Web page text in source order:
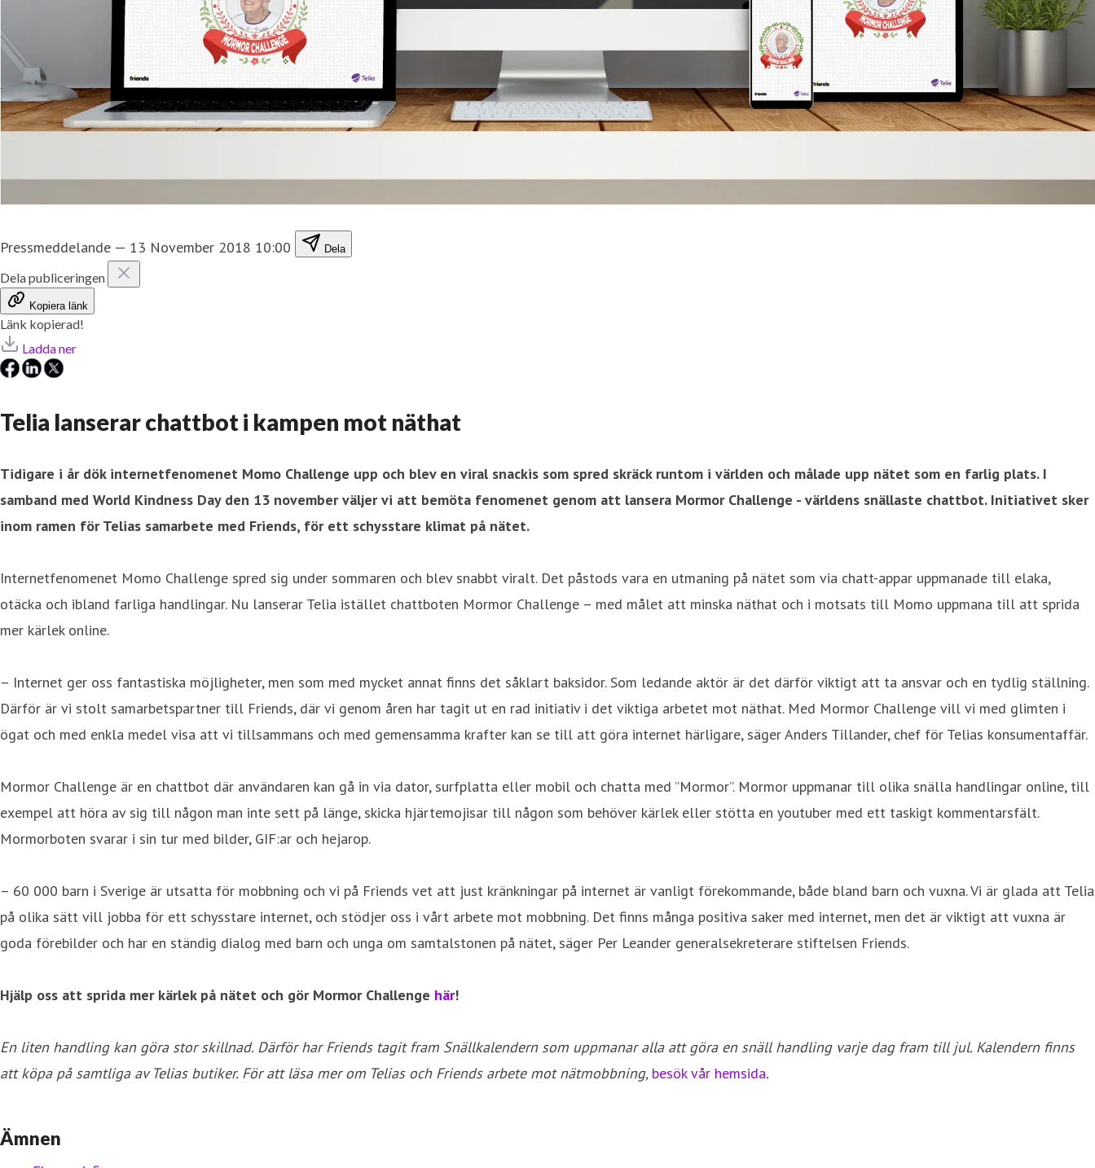
Pressmeddelande — 13 November 2018 10:00 Dela
Dela publiceringen
Kopiera länk
Länk kopierad!
Ladda ner
Telia lanserar chattbot i kampen mot näthat
Tidigare i år dök internetfenomenet Momo Challenge upp och blev en viral snackis som spred skräck runtom i världen och målade upp nätet som en farlig plats. I
samband med World Kindness Day den 13 november väljer vi att bemöta fenomenet genom att lansera Mormor Challenge - världens snällaste chattbot. Initiativet sker
inom ramen för Telias samarbete med Friends, för ett schysstare klimat på nätet.
Internetfenomenet Momo Challenge spred sig under sommaren och blev snabbt viralt. Det påstods vara en utmaning på nätet som via chatt-appar uppmanade till elaka,
otäcka och ibland farliga handlingar. Nu lanserar Telia istället chattboten Mormor Challenge – med målet att minska näthat och i motsats till Momo uppmana till att sprida
mer kärlek online.
– Internet ger oss fantastiska möjligheter, men som med mycket annat finns det såklart baksidor. Som ledande aktör är det därför viktigt att ta ansvar och en tydlig ställning.
Därför är vi stolt samarbetspartner till Friends, där vi genom åren har tagit ut en rad initiativ i det viktiga arbetet mot näthat. Med Mormor Challenge vill vi med glimten i
ögat och med enkla medel visa att vi tillsammans och med gemensamma krafter kan se till att göra internet härligare, säger Anders Tillander, chef för Telias konsumentaffär.
Mormor Challenge är en chattbot där användaren kan gå in via dator, surfplatta eller mobil och chatta med ”Mormor”. Mormor uppmanar till olika snälla handlingar online, till
exempel att höra av sig till någon man inte sett på länge, skicka hjärtemojisar till någon som behöver kärlek eller stötta en youtuber med ett taskigt kommentarsfält.
Mormorboten svarar i sin tur med bilder, GIF:ar och hejarop.
– 60 000 barn i Sverige är utsatta för mobbning och vi på Friends vet att just kränkningar på internet är vanligt förekommande, både bland barn och vuxna. Vi är glada att Telia
på olika sätt vill jobba för ett schysstare internet, och stödjer oss i vårt arbete mot mobbning. Det finns många positiva saker med internet, men det är viktigt att vuxna är
goda förebilder och har en ständig dialog med barn och unga om samtalstonen på nätet, säger Per Leander generalsekreterare stiftelsen Friends.
Hjälp oss att sprida mer kärlek på nätet och gör Mormor Challenge här!
En liten handling kan göra stor skillnad. Därför har Friends tagit fram Snällkalendern som uppmanar alla att göra en snäll handling varje dag fram till jul. Kalendern finns
att köpa på samtliga av Telias butiker. För att läsa mer om Telias och Friends arbete mot nätmobbning, besök vår hemsida.
Ämnen